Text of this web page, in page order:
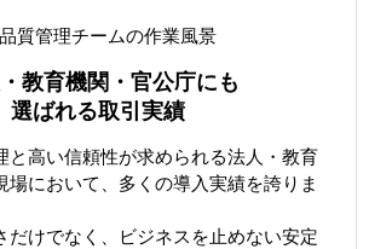
教育機関・官公庁にも
選ばれる取引実績
と高い信頼性が求められる法人・教育
場において、多くの導入実績を誇りま
だけでなく、ビジネスを止めない安定